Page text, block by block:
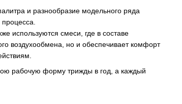
и разнообразие модельного ряда
используются смеси, где в составе
воздухообмена, но и обеспечивает комфорт
рабочую форму трижды в год, а каждый